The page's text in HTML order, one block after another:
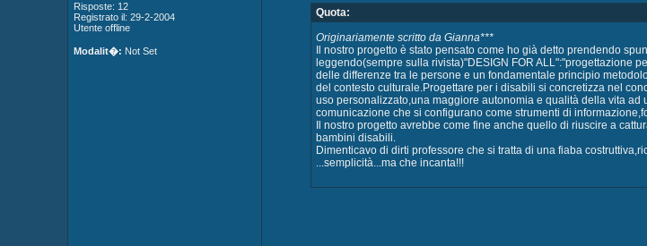
Risposte: 12
Registrato il: 29-2-2004
Utente offline
Modalit�: Not Set
Quota:
Originariamente scritto da Gianna***
Il nostro progetto è stato pensato come ho già detto prendendo
leggendo(sempre sulla rivista)"DESIGN FOR ALL":"progettazione
delle differenze tra le persone e un fondamentale principio
del contesto culturale.Progettare per i disabili si concretizza nel
uso personalizzato,una maggiore autonomia e qualità della vita
comunicazione che si configurano come strumenti di
Il nostro progetto avrebbe come fine anche quello di riuscire a
bambini disabili.
Dimenticavo di dirti professore che si tratta di una fiaba
...semplicità...ma che incanta!!!